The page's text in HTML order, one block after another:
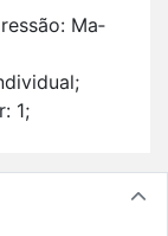
Ma­
1;